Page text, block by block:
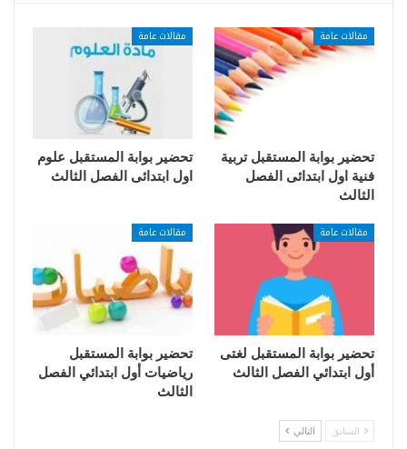
مقالات عامة
تحضير بوابة المستقبل تربية
فنية اول ابتدائى الفصل
الثالث
مقالات عامة
تحضير بوابة المستقبل علوم
اول ابتدائى الفصل الثالث
مقالات عامة
تحضير بوابة المستقبل لغتى
أول ابتدائي الفصل الثالث
مقالات عامة
تحضير بوابة المستقبل
رياضيات أول ابتدائي الفصل
الثالث
السابق التالي